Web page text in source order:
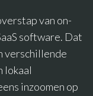
van on-
software. Dat
verschillende
lokaal
inzoomen op